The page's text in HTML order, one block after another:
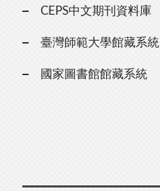
CEPS中文期刊資料庫
臺灣師範大學館藏系統
國家圖書館館藏系統